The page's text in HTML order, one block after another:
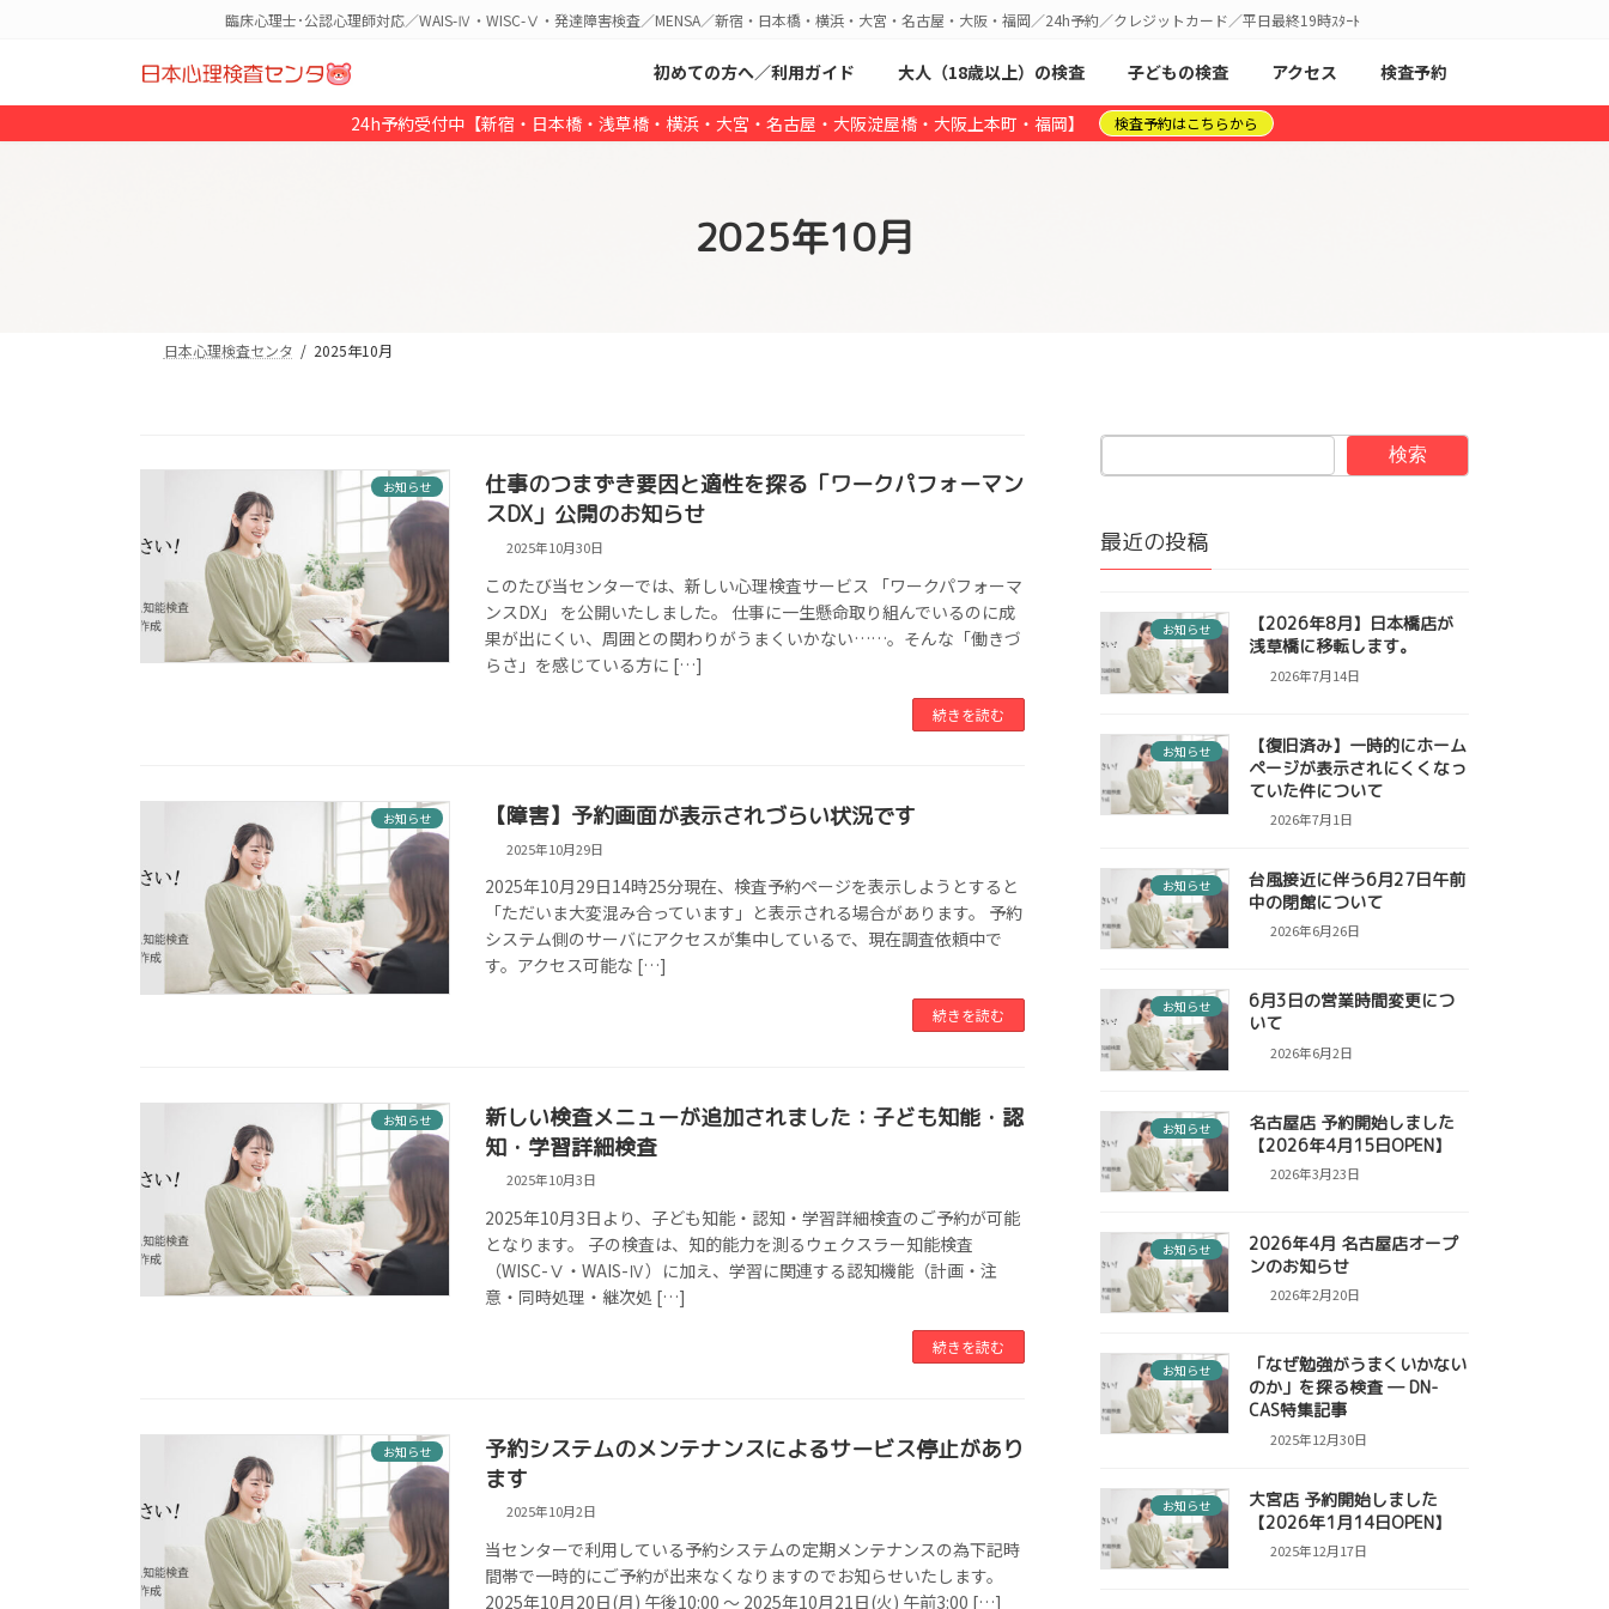
ン
ー
臨床心理士･公認心理師対応／WAIS-Ⅳ・WISC-Ⅴ・発達障害検査／MENSA／新宿・日本橋・横浜・大宮・名古屋・大阪・福岡／24h予約／クレジットカード／平日最終19時ｽﾀｰﾄ
初めての方へ／利用ガイド 大人（18歳以上）の検査 子どもの検査 アクセス 検査予約
24h予約受付中【新宿・日本橋・浅草橋・横浜・大宮・名古屋・大阪淀屋橋・大阪上本町・福岡】 検査予約はこちらから
2025年10月
日本心理検査センタ 2025年10月
お知らせ
仕事のつまずき要因と適性を探る「ワークパフォーマン
スDX」公開のお知らせ
2025年10月30日
このたび当センターでは、新しい心理検査サービス 「ワークパフォーマ
ンスDX」 を公開いたしました。 仕事に一生懸命取り組んでいるのに成
果が出にくい、周囲との関わりがうまくいかない……。そんな「働きづ
らさ」を感じている方に […]
続きを読む
お知らせ 【障害】予約画面が表示されづらい状況です
2025年10月29日
2025年10月29日14時25分現在、検査予約ページを表示しようとすると
「ただいま大変混み合っています」と表示される場合があります。 予約
システム側のサーバにアクセスが集中しているで、現在調査依頼中で
す。アクセス可能な […]
続きを読む
お知らせ
新しい検査メニューが追加されました：子ども知能・認
知・学習詳細検査
2025年10月3日
2025年10月3日より、子ども知能・認知・学習詳細検査のご予約が可能
となります。 子の検査は、知的能力を測るウェクスラー知能検査
（WISC-Ⅴ・WAIS-Ⅳ）に加え、学習に関連する認知機能（計画・注
意・同時処理・継次処 […]
続きを読む
お知らせ
予約システムのメンテナンスによるサービス停止があり
ます
2025年10月2日
当センターで利用している予約システムの定期メンテナンスの為下記時
間帯で一時的にご予約が出来なくなりますのでお知らせいたします。
2025年10月20日(月) 午後10:00 ～ 2025年10月21日(火) 午前3:00 […]
検索
最近の投稿
お知らせ
【2026年8月】日本橋店が
浅草橋に移転します。
2026年7月14日
お知らせ
【復旧済み】一時的にホーム
ページが表示されにくくなっ
ていた件について
2026年7月1日
お知らせ
台風接近に伴う6月27日午前
中の閉館について
2026年6月26日
お知らせ
6月3日の営業時間変更につ
いて
2026年6月2日
お知らせ
名古屋店 予約開始しました
【2026年4月15日OPEN】
2026年3月23日
お知らせ
2026年4月 名古屋店オープ
ンのお知らせ
2026年2月20日
お知らせ
「なぜ勉強がうまくいかない
のか」を探る検査 ― DN-
CAS特集記事
2025年12月30日
お知らせ
大宮店 予約開始しました
【2026年1月14日OPEN】
2025年12月17日